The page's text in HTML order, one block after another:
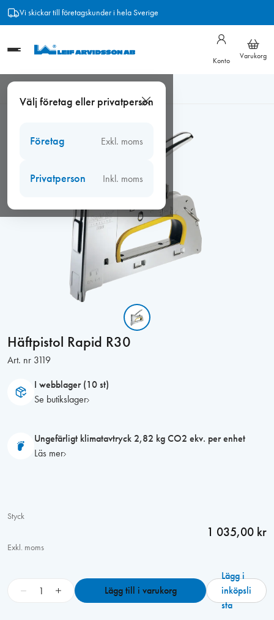
Hoppa
Vi skickar till företagskunder i hela Sverige
Konto
Varukorg
Välj företag eller privatperson
Företag Exkl. moms
Privatperson Inkl. moms
Häftpistol Rapid R30
Art. nr 3119
I webblager (10 st)
Se butikslager
Ungefärligt klimatavtryck 2,82 kg CO2 ekv. per enhet
Läs mer
Styck
1 035,00 kr
Exkl. moms
+ Lägg till i varukorg
Lägg i
inköpsli
sta